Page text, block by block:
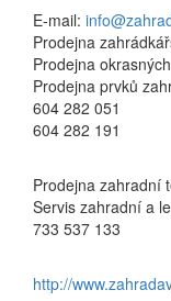
E-mail:
Prodejna
Prodejna
Prodejna prvků
604 282 051
604 282 191
Prodejna zahradní
Servis zahradní a
733 537 133
http://